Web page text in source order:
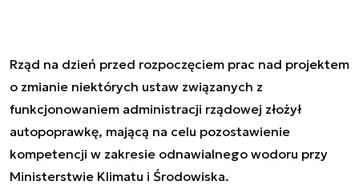
Rząd na dzień przed rozpoczęciem prac nad projektem
o zmianie niektórych ustaw związanych z
funkcjonowaniem administracji rządowej złożył
autopoprawkę, mającą na celu pozostawienie
kompetencji w zakresie odnawialnego wodoru przy
Ministerstwie Klimatu i Środowiska.